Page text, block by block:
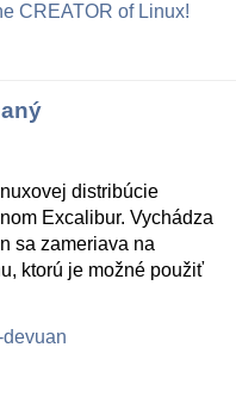
CREATOR of Linux!
distribúcie
Excalibur. Vychádza
sa zameriava na
ktorú je možné použiť
devuan